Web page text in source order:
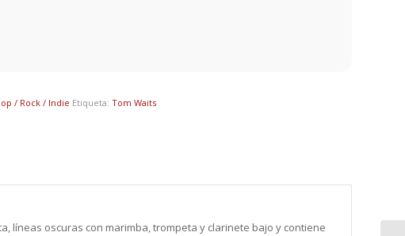
/ Rock / Indie Etiqueta:Tom Waits
líneas oscuras con marimba, trompeta y clarinete bajo y contiene